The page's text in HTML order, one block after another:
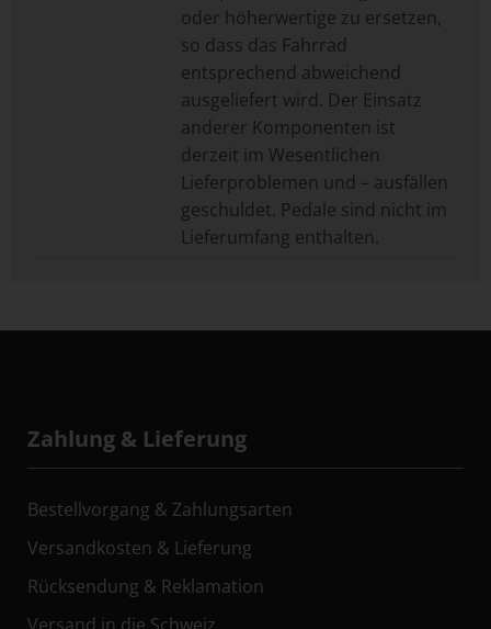
oder höherwertige zu ersetzen,
so dass das Fahrrad
entsprechend abweichend
ausgeliefert wird. Der Einsatz
anderer Komponenten ist
derzeit im Wesentlichen
Lieferproblemen und – ausfällen
geschuldet. Pedale sind nicht im
Lieferumfang enthalten.
Zahlung & Lieferung
Bestellvorgang & Zahlungsarten
Versandkosten & Lieferung
Rücksendung & Reklamation